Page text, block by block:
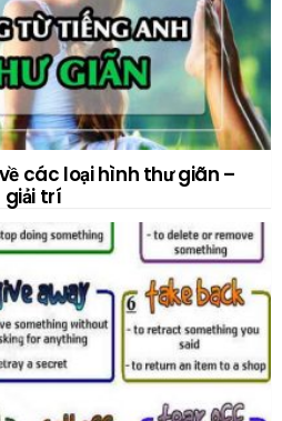
các loại hình thư giãn –
giải trí